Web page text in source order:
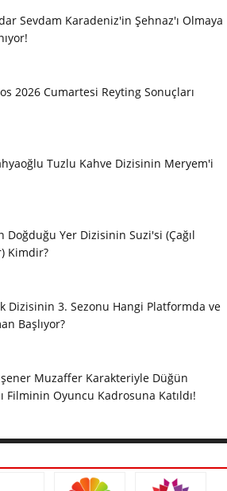
Sevdam Karadeniz'in Şehnaz'ı Olmaya
2026 Cumartesi Reyting Sonuçları
Tuzlu Kahve Dizisinin Meryem'i
Doğduğu Yer Dizisinin Suzi'si (Çağıl
Kimdir?
Dizisinin 3. Sezonu Hangi Platformda ve
Başlıyor?
Muzaffer Karakteriyle Düğün
Filminin Oyuncu Kadrosuna Katıldı!